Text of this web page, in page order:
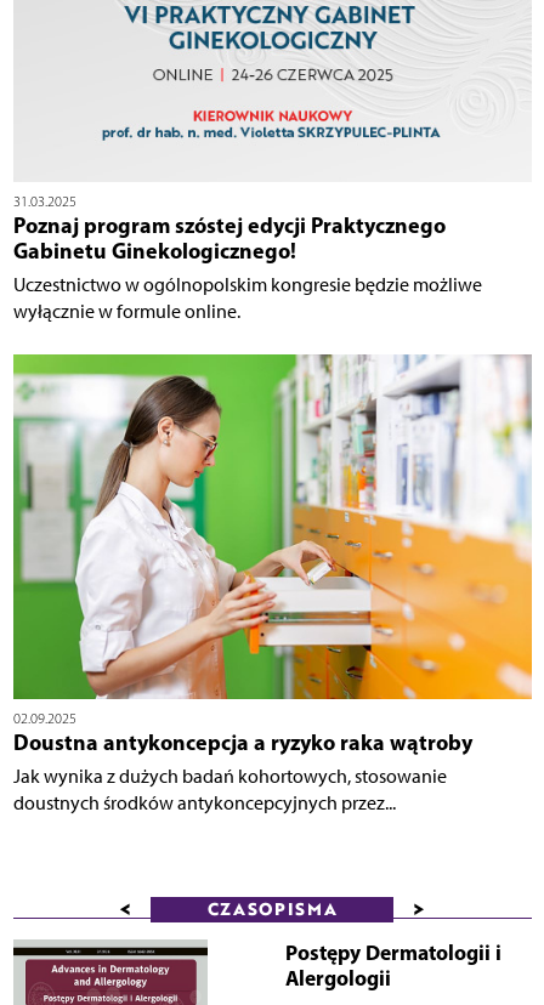
31.03.2025
Poznaj program szóstej edycji Praktycznego
Gabinetu Ginekologicznego!
Uczestnictwo w ogólnopolskim kongresie będzie możliwe
wyłącznie w formule online.
02.09.2025
Doustna antykoncepcja a ryzyko raka wątroby
Jak wynika z dużych badań kohortowych, stosowanie
doustnych środków antykoncepcyjnych przez...
< CZASOPISMA >
Postępy Dermatologii i
Alergologii